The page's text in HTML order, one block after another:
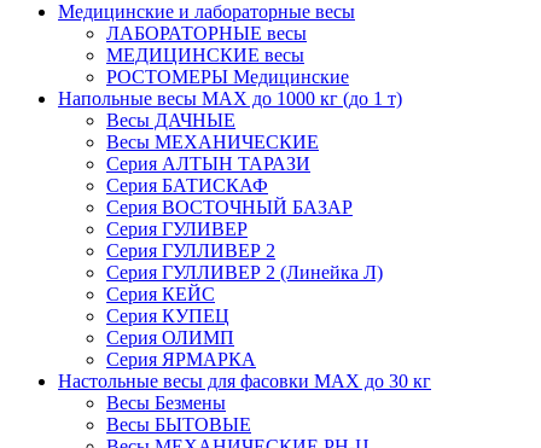
Медицинские и лабораторные весы
ЛАБОРАТОРНЫЕ весы
МЕДИЦИНСКИЕ весы
РОСТОМЕРЫ Медицинские
Напольные весы MAX до 1000 кг (до 1 т)
Весы ДАЧНЫЕ
Весы МЕХАНИЧЕСКИЕ
Серия АЛТЫН ТАРАЗИ
Серия БАТИСКАФ
Серия ВОСТОЧНЫЙ БАЗАР
Серия ГУЛИВЕР
Серия ГУЛЛИВЕР 2
Серия ГУЛЛИВЕР 2 (Линейка Л)
Серия КЕЙС
Серия КУПЕЦ
Серия ОЛИМП
Серия ЯРМАРКА
Настольные весы для фасовки MAX до 30 кг
Весы Безмены
Весы БЫТОВЫЕ